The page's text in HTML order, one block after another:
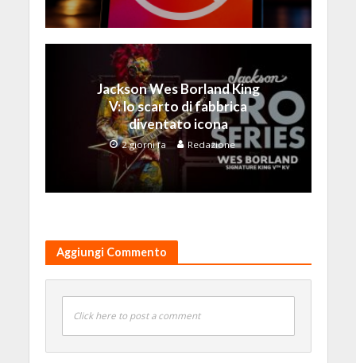
Jackson Wes Borland King
V: lo scarto di fabbrica
diventato icona
2 giorni fa Redazione
Aggiungi Commento
Click here to post a comment